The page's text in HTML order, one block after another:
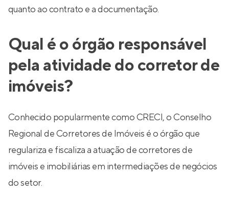
quanto ao contrato e a documentação.
Qual é o órgão responsável
pela atividade do corretor de
imóveis?
Conhecido popularmente como CRECI, o Conselho
Regional de Corretores de Imóveis é o órgão que
regulariza e fiscaliza a atuação de corretores de
imóveis e imobiliárias em intermediações de negócios
do setor.